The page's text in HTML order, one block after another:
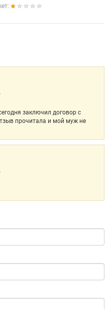
заключил договор с
прочитала и мой муж не